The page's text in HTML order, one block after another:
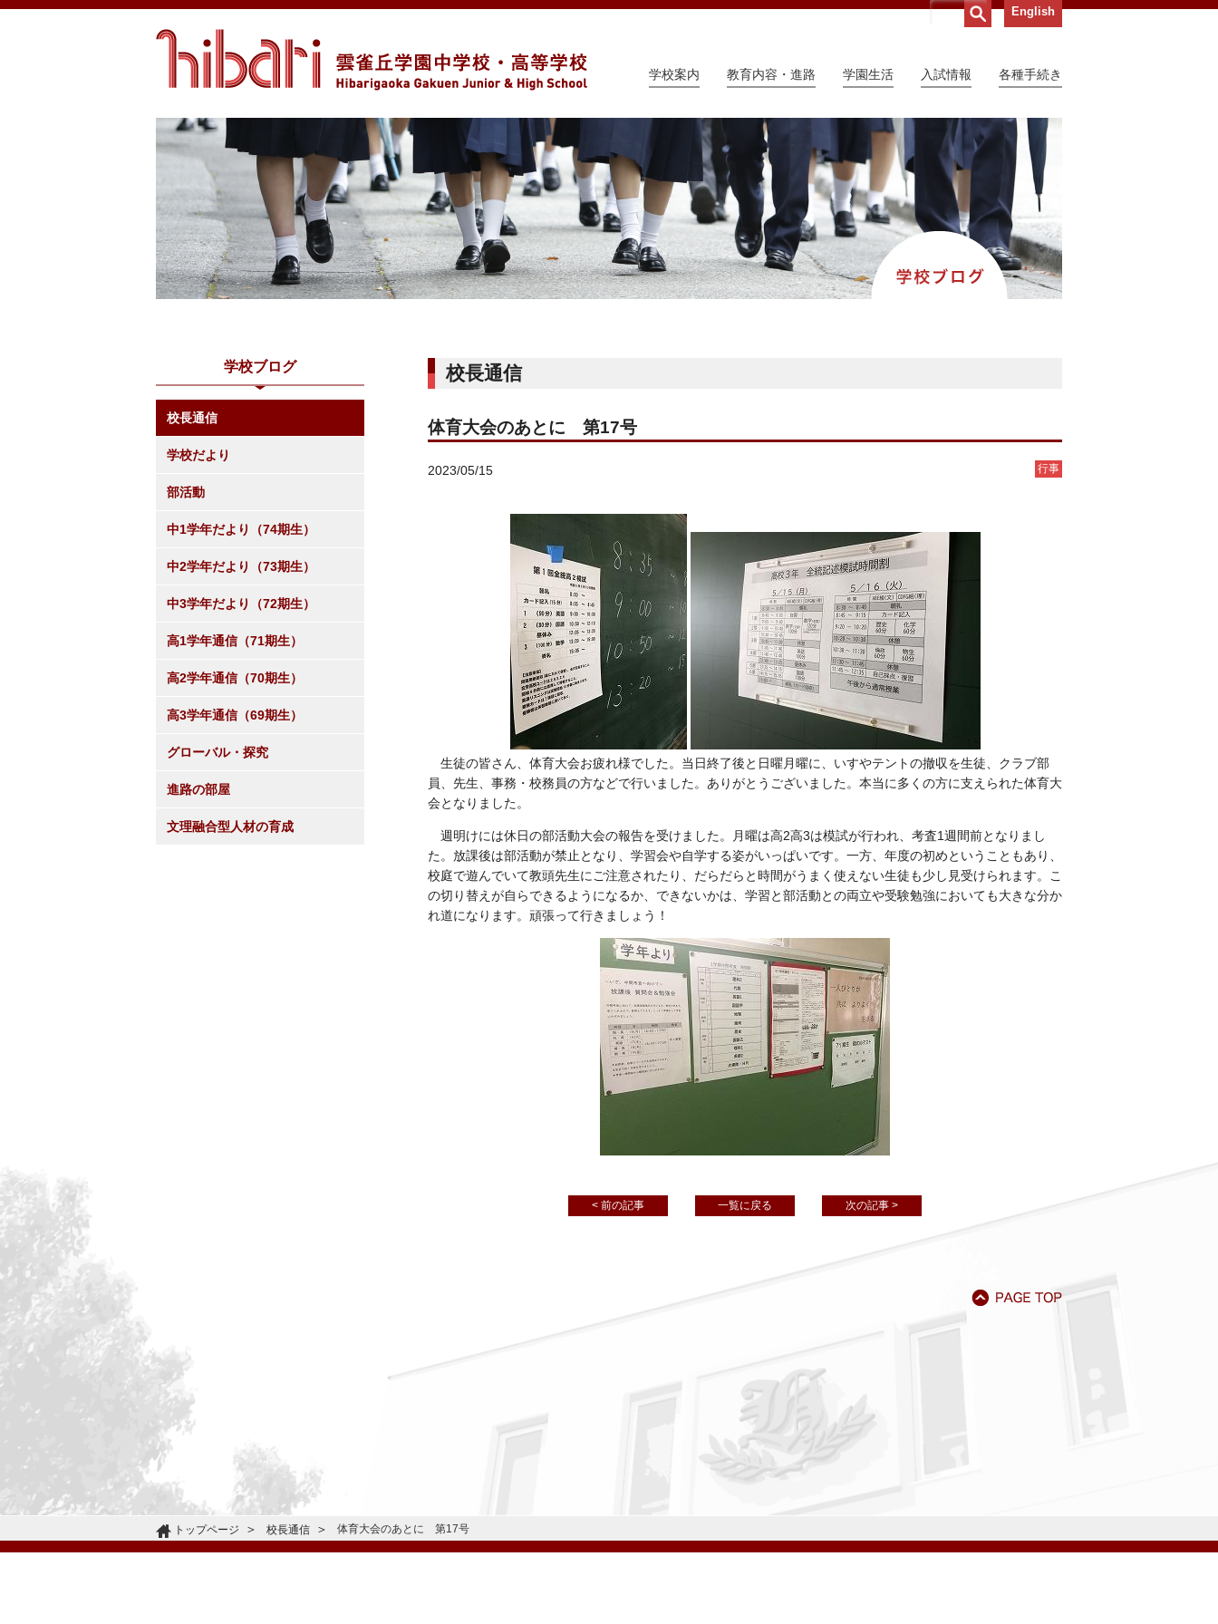
English
学校案内 教育内容・進路 学園生活 入試情報 各種手続き
校長通信
体育大会のあとに 第17号
2023/05/15 行事
生徒の皆さん、体育大会お疲れ様でした。当日終了後と日曜月曜に、いすやテントの撤収を生徒、クラブ部
員、先生、事務・校務員の方などで行いました。ありがとうございました。本当に多くの方に支えられた体育大
会となりました。
週明けには休日の部活動大会の報告を受けました。月曜は高2高3は模試が行われ、考査1週間前となりまし
た。放課後は部活動が禁止となり、学習会や自学する姿がいっぱいです。一方、年度の初めということもあり、
校庭で遊んでいて教頭先生にご注意されたり、だらだらと時間がうまく使えない生徒も少し見受けられます。こ
の切り替えが自らできるようになるか、できないかは、学習と部活動との両立や受験勉強においても大きな分か
れ道になります。頑張って行きましょう！
< 前の記事 一覧に戻る 次の記事 >
学校ブログ
校長通信
学校だより
部活動
中1学年だより（74期生）
中2学年だより（73期生）
中3学年だより（72期生）
高1学年通信（71期生）
高2学年通信（70期生）
高3学年通信（69期生）
グローバル・探究
進路の部屋
文理融合型人材の育成
トップページ 校長通信 体育大会のあとに 第17号